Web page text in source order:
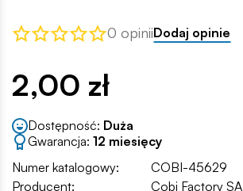
0 opiniiDodaj opinie
2,00 zł
Dostępność: Duża
Gwarancja: 12 miesięcy
Numer katalogowy:
COBI-45629
Producent:
Cobi Factory SA